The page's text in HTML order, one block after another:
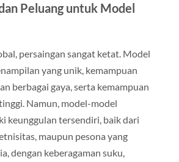
Peluang untuk Model
persaingan sangat ketat. Model
yang unik, kemampuan
berbagai gaya, serta kemampuan
Namun, model-model
keunggulan tersendiri, baik dari
maupun pesona yang
dengan keberagaman suku,